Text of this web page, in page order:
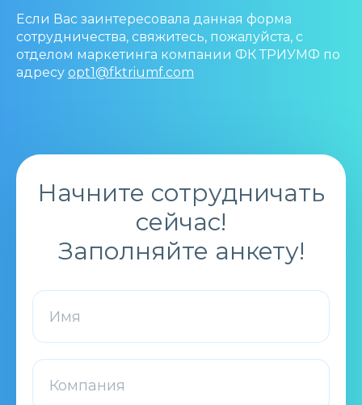
Если Вас заинтересовала данная форма
сотрудничества, свяжитесь, пожалуйста, с
отделом маркетинга компании ФК ТРИУМФ по
адресу opt1@fktriumf.com
Начните сотрудничать
сейчас!
Заполняйте анкету!